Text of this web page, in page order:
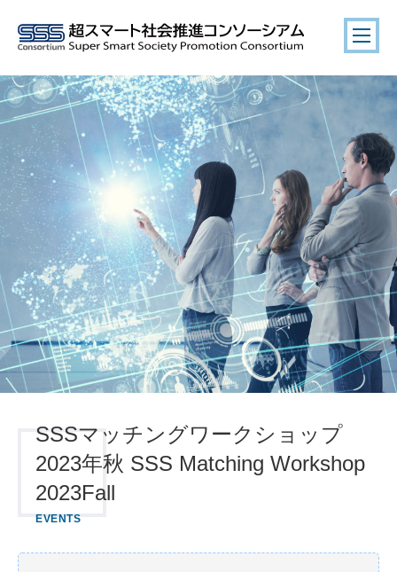
SSSマッチングワークショップ
2023年秋 SSS Matching Workshop
2023Fall
EVENTS